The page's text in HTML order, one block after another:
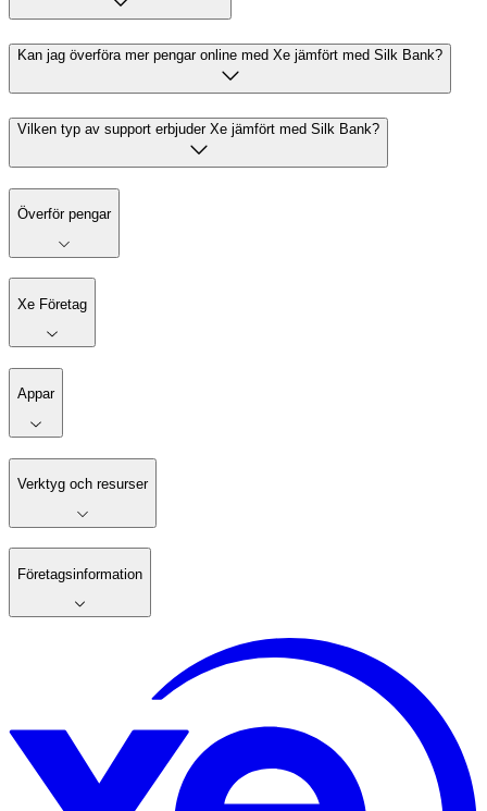
Kan jag överföra mer pengar online med Xe jämfört med Silk Bank?
Vilken typ av support erbjuder Xe jämfört med Silk Bank?
Överför pengar
Xe Företag
Appar
Verktyg och resurser
Företagsinformation